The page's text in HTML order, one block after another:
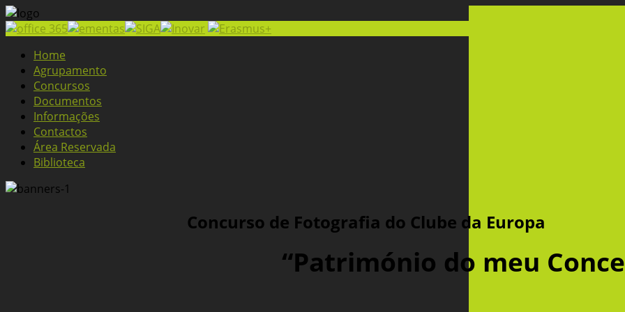
Home
Agrupamento
Concursos
Documentos
Informações
Contactos
Área Reservada
Biblioteca
Concurso de Fotografia do Clube da Europa
“Património do meu